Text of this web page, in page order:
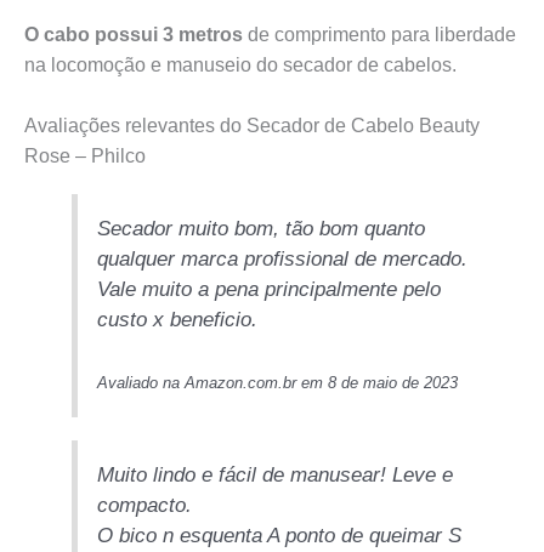
O cabo possui 3 metros de comprimento para liberdade
na locomoção e manuseio do secador de cabelos.
Avaliações relevantes do Secador de Cabelo Beauty
Rose – Philco
Secador muito bom, tão bom quanto
qualquer marca profissional de mercado.
Vale muito a pena principalmente pelo
custo x beneficio.
Avaliado na Amazon.com.br em 8 de maio de 2023
Muito lindo e fácil de manusear! Leve e
compacto.
O bico n esquenta A ponto de queimar S